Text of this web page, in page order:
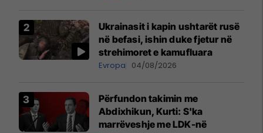
Ukrainasit i kapin ushtarët rusë
në befasi, ishin duke fjetur në
strehimoret e kamufluara
Evropa 04/08/2026
Përfundon takimin me
Abdixhikun, Kurti: S'ka
marrëveshje me LDK-në